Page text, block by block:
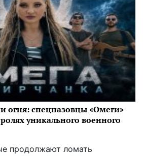
огня: спецназовцы «Омеги»
уникального военного
продолжают ломать